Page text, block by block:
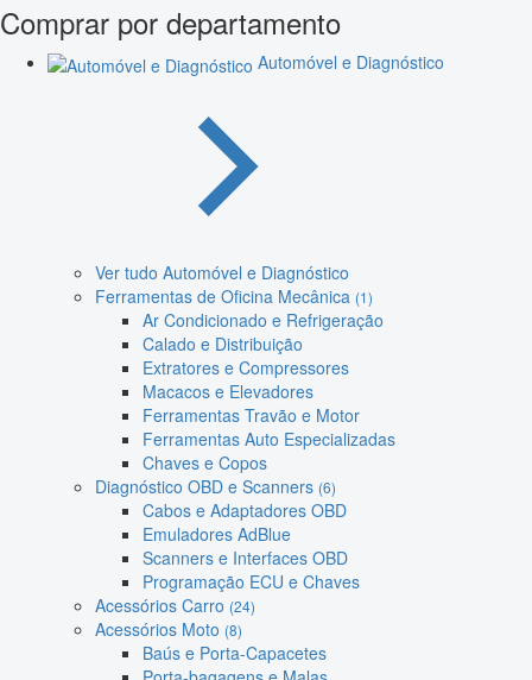
Comprar por departamento
Automóvel e Diagnóstico
Ver tudo Automóvel e Diagnóstico
Ferramentas de Oficina Mecânica (1)
Ar Condicionado e Refrigeração
Calado e Distribuição
Extratores e Compressores
Macacos e Elevadores
Ferramentas Travão e Motor
Ferramentas Auto Especializadas
Chaves e Copos
Diagnóstico OBD e Scanners (6)
Cabos e Adaptadores OBD
Emuladores AdBlue
Scanners e Interfaces OBD
Programação ECU e Chaves
Acessórios Carro (24)
Acessórios Moto (8)
Baús e Porta-Capacetes